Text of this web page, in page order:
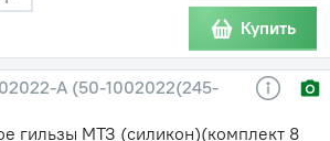
Купить
А (50-1002022(245-
гильзы МТЗ (силикон)(комплект 8